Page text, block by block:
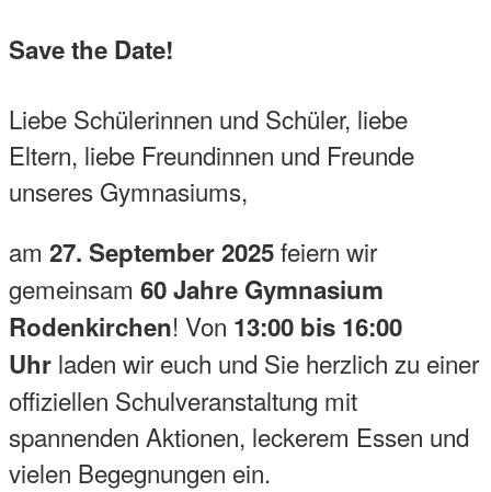
Save the Date!
Liebe Schülerinnen und Schüler, liebe
Eltern, liebe Freundinnen und Freunde
unseres Gymnasiums,
am 27. September 2025feiern wir
gemeinsam 60 Jahre Gymnasium
Rodenkirchen! Von 13:00 bis 16:00
Uhr laden wir euch und Sie herzlich zu einer
offiziellen Schulveranstaltung mit
spannenden Aktionen, leckerem Essen und
vielen Begegnungen ein.